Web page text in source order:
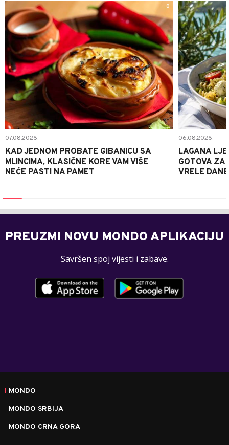
0
07.08.2026.
KAD JEDNOM PROBATE GIBANICU SA
MLINCIMA, KLASIČNE KORE VAM VIŠE
NEĆE PASTI NA PAMET
06.08.2026.
LAGANA
GOTOVA ZA
VRELE DANE
PREUZMI NOVU MONDO APLIKACIJU
Savršen spoj vijesti i zabave.
MONDO
MONDO SRBIJA
MONDO CRNA GORA